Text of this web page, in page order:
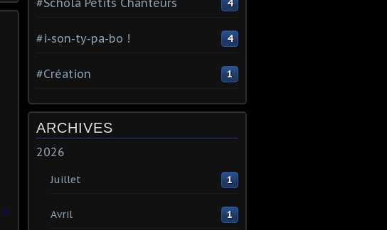
#Schola Petits Chanteurs 4
#i-son-ty-pa-bo ! 4
#Création 1
ARCHIVES
2026
Juillet 1
Avril 1